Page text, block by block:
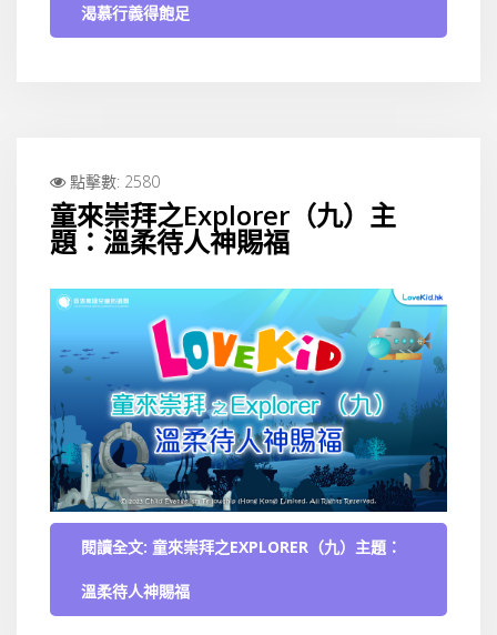
渴慕行義得飽足
點擊數: 2580
童來崇拜之Explorer（九）主
題：溫柔待人神賜福
閱讀全文: 童來崇拜之EXPLORER（九）主題：
溫柔待人神賜福